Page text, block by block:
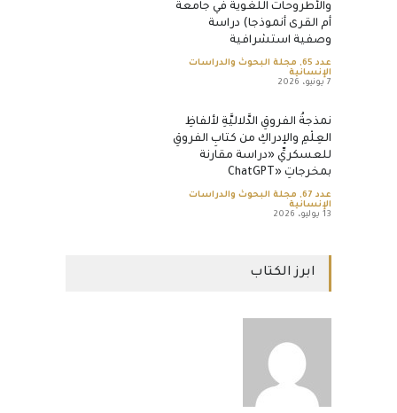
والأطروحات اللغوية في جامعة
أم القرى أنموذجا) دراسة
وصفية استشرافية
عدد 65 , مجلة البحوث والدراسات
الإنسانية
7 يونيو، 2026
نمذجةُ الفروقِ الدَّلاليَّةِ لألفاظِ
العِلْمِ والإدراكِ من كتابِ الفروقِ
للعسكريِّ «دراسة مقارنة
بمخرجاتِ «ChatGPT
عدد 67 , مجلة البحوث والدراسات
الإنسانية
13 يوليو، 2026
ابرز الكتاب